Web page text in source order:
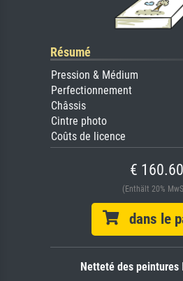
Résumé
Pression & Médium
Perfectionnement
Châssis
Cintre photo
Coûts de licence
€ 160.60
(Enthält 20%
dans le
Netteté des peintures